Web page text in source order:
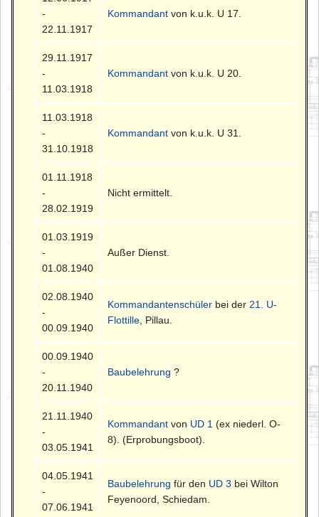
-
22.11.1917
Kommandant von k.u.k. U 17.
29.11.1917
-
11.03.1918
Kommandant von k.u.k. U 20.
11.03.1918
-
31.10.1918
Kommandant von k.u.k. U 31.
01.11.1918
-
28.02.1919
Nicht ermittelt.
01.03.1919
-
01.08.1940
Außer Dienst.
02.08.1940
-
00.09.1940
Kommandantenschüler bei der 21. U-
Flottille , Pillau.
00.09.1940
-
20.11.1940
Baubelehrung ?
21.11.1940
-
03.05.1941
Kommandant von UD 1 (ex niederl. O-
8). (Erprobungsboot).
04.05.1941
-
07.06.1941
Baubelehrung für den UD 3 bei Wilton
Feyenoord, Schiedam.